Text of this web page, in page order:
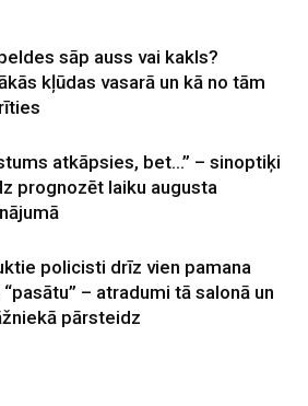
sāp auss vai kakls?
kļūdas vasarā un kā no tām
atkāpsies, bet…” – sinoptiķi
prognozēt laiku augusta
policisti drīz vien pamana
– atradumi tā salonā un
pārsteidz